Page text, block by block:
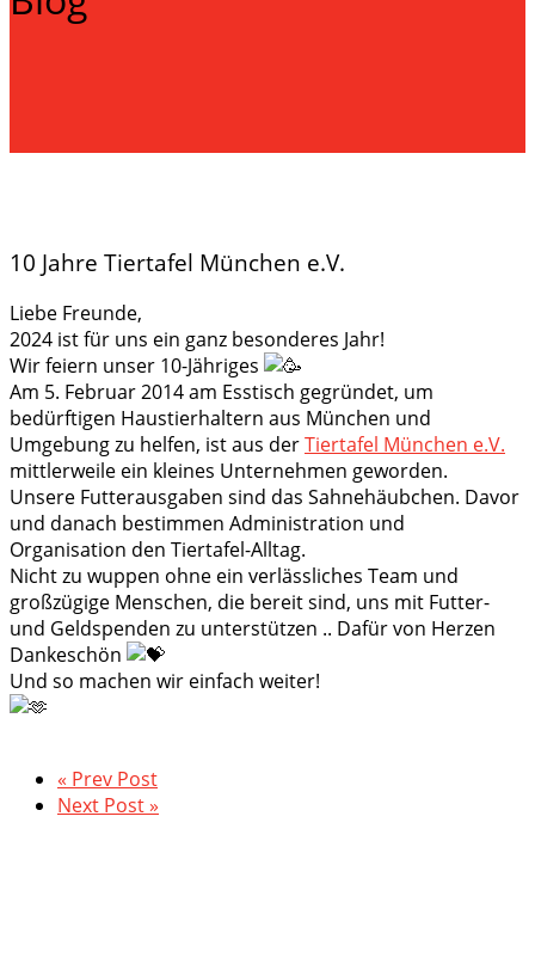
10 Jahre Tiertafel München e.V.
Liebe Freunde,
2024 ist für uns ein ganz besonderes Jahr!
Wir feiern unser 10-Jähriges
Am 5. Februar 2014 am Esstisch gegründet, um
bedürftigen Haustierhaltern aus München und
Umgebung zu helfen, ist aus derTiertafel München e.V.
mittlerweile ein kleines Unternehmen geworden.
Unsere Futterausgaben sind das Sahnehäubchen. Davor
und danach bestimmen Administration und
Organisation den Tiertafel-Alltag.
Nicht zu wuppen ohne ein verlässliches Team und
großzügige Menschen, die bereit sind, uns mit Futter-
und Geldspenden zu unterstützen .. Dafür von Herzen
Dankeschön
Und so machen wir einfach weiter!
« Prev Post
Next Post »